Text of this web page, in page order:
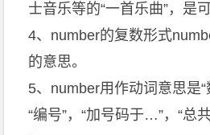
士音乐等的“一首乐曲”，是
4、number的复数形式
的意思。
5、number用作动词意思是
“编号”，“加号码于…”，“总